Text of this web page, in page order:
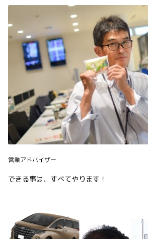
営業アドバイザー
できる事は、すべてやります！